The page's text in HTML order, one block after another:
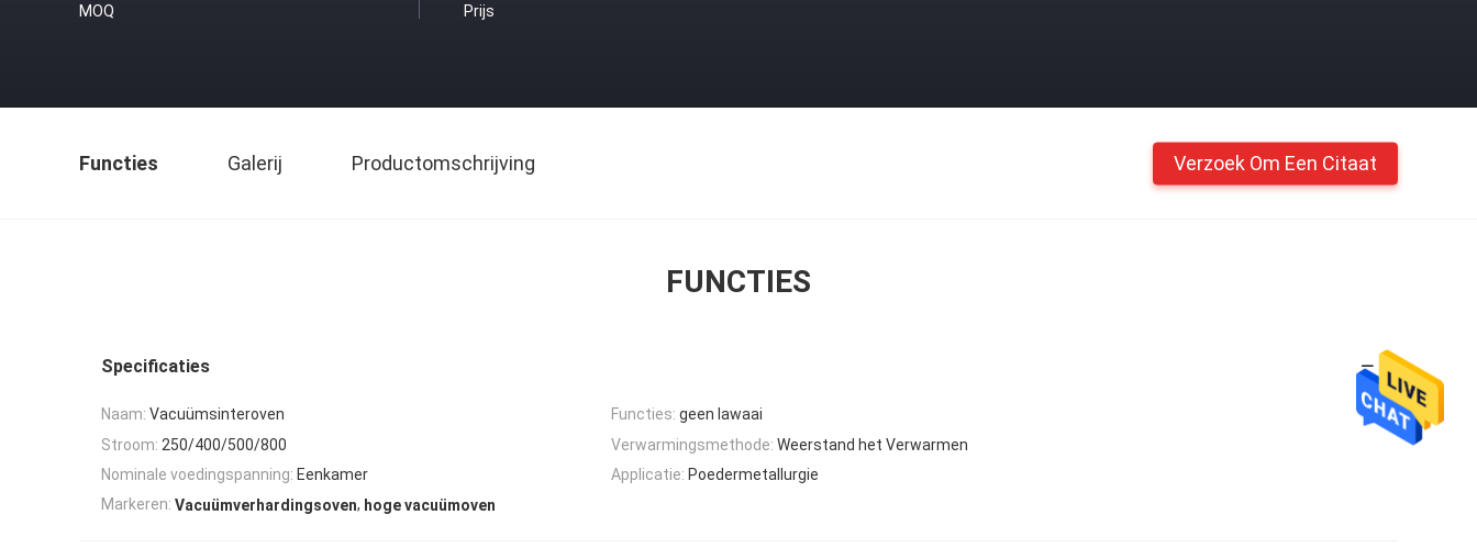
MOQ Prijs
Functies Galerij Productomschrijving Verzoek Om Een Citaat
FUNCTIES
Specificaties
Naam: Vacuümsinteroven Functies: geen lawaai
Stroom: 250/400/500/800 Verwarmingsmethode: Weerstand het Verwarmen
Nominale voedingspanning: Eenkamer Applicatie: Poedermetallurgie
Markeren: Vacuümverhardingsoven, hoge vacuümoven